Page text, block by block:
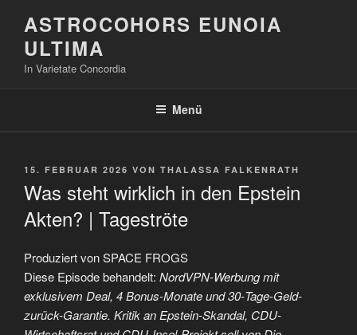
Inhalt
springen
ASTROCOHORS EUNOIA
ULTIMA
In Varietate Concordia
Menü
VERÖFFENTLICHT
15. FEBRUAR 2026 VON THALASSA FALKENRATH
Was steht wirklich in den Epstein
Akten? | Tageströte
Produziert von SPACE FROGS
Diese Episode behandelt: NordVPN-Werbung mit
exklusivem Deal, 4 Bonus-Monate und 30‑Tage-Geld-
zurück-Garantie. Kritik an Epstein-Skandal, CDU-